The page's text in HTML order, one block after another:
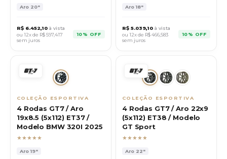
Aro 20"
R$ 6.452,10 à vista
ou 12x de R$597,417
sem juros
10% OFF
Aro18"
R$ 5.039,10 à vista
ou 12x de R$466,583
sem juros
10% OFF
COLEÇÃO ESPORTIVA
4 Rodas GT7 / Aro
19x8.5 (5x112) ET37 /
Modelo BMW 320I 2025
★★★★★
Aro19"
COLEÇÃO ESPORTIVA
4 Rodas GT7 / Aro 22x9
(5x112) ET38 / Modelo
GT Sport
★★★★★
Aro 22"